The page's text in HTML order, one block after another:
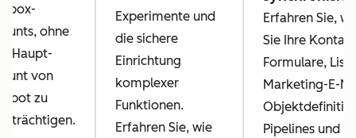
ohne
Haupt-
von
zu
Experimente und
die sichere
Einrichtung
komplexer
Funktionen.
Erfahren Sie, wie
Erfahren Sie,
Sie Ihre
Formulare,
Marketing-E-
Pipelines und